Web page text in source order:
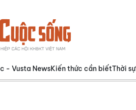
- Vusta NewsKiến thức cần biếtThời